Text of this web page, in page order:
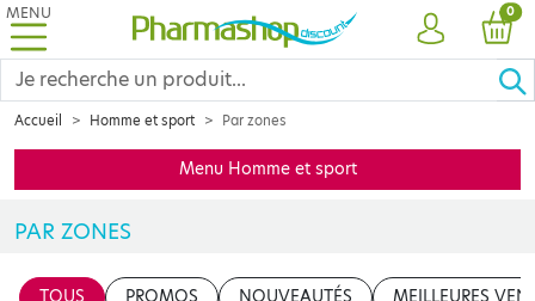
MENU
COMPTE
0
Accueil Homme et sport Par zones
Menu Homme et sport
PAR ZONES